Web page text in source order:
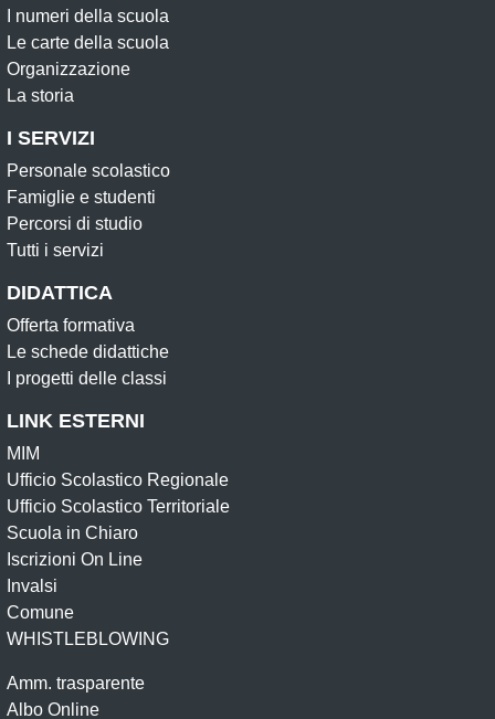
I numeri della scuola
Le carte della scuola
Organizzazione
La storia
I SERVIZI
Personale scolastico
Famiglie e studenti
Percorsi di studio
Tutti i servizi
DIDATTICA
Offerta formativa
Le schede didattiche
I progetti delle classi
LINK ESTERNI
MIM
Ufficio Scolastico Regionale
Ufficio Scolastico Territoriale
Scuola in Chiaro
Iscrizioni On Line
Invalsi
Comune
WHISTLEBLOWING
Amm. trasparente
Albo Online